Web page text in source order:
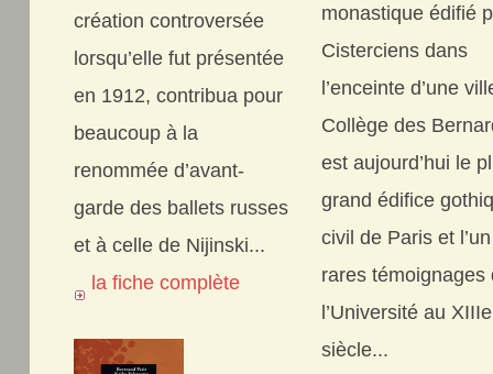
création controversée
lorsqu’elle fut présentée
en 1912, contribua pour
beaucoup à la
renommée d’avant-
garde des ballets russes
et à celle de Nijinski...
la fiche complète
monastique édifié
Cisterciens dans
l’enceinte d’une
Collège des
est aujourd’hui le
grand édifice
civil de Paris et
rares témoignages
l’Université au XIIIe
siècle...